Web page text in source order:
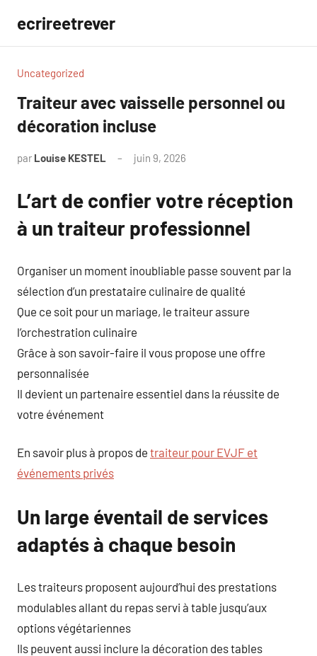
contenu
ecrireetrever
Uncategorized
Traiteur avec vaisselle personnel ou
décoration incluse
par Louise KESTEL juin 9, 2026
L’art de confier votre réception
à un traiteur professionnel
Organiser un moment inoubliable passe souvent par la
sélection d’un prestataire culinaire de qualité
Que ce soit pour un mariage, le traiteur assure
l’orchestration culinaire
Grâce à son savoir-faire il vous propose une offre
personnalisée
Il devient un partenaire essentiel dans la réussite de
votre événement
En savoir plus à propos de traiteur pour EVJF et
événements privés
Un large éventail de services
adaptés à chaque besoin
Les traiteurs proposent aujourd’hui des prestations
modulables allant du repas servi à table jusqu’aux
options végétariennes
Ils peuvent aussi inclure la décoration des tables